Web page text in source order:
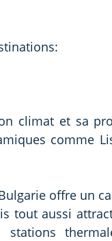
climat et sa
comme
offre un
tout aussi
stations